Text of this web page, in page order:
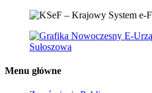
Menu główne